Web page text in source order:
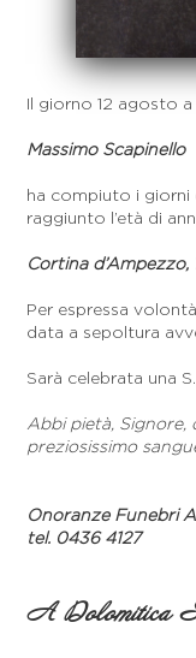
Il giorno 12 agosto
Massimo Scapinello
ha compiuto i giorni
raggiunto l’età di
Cortina
Per espressa
data a sepoltura
Sarà celebrata una
Abbi pietà, Signore,
preziosissimo
Onoranze Funebri
tel. 0436 4127
A Dolomitica